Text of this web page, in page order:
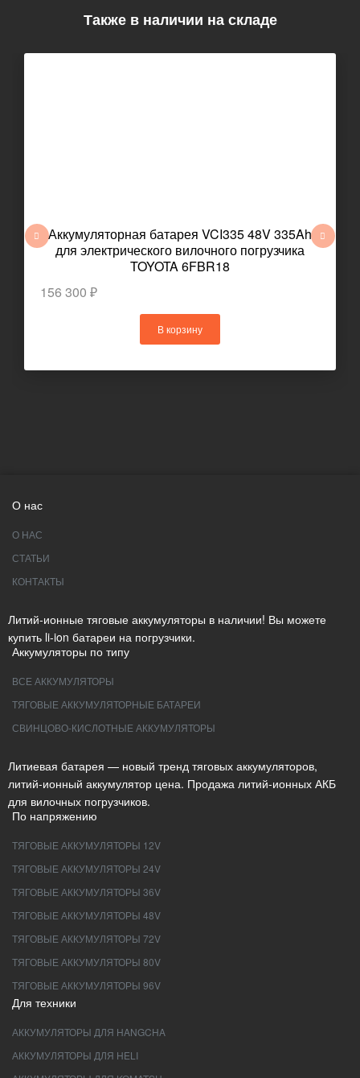
Также в наличии на складе
Аккумуляторная батарея VCI335 48V 335Ah
для электрического вилочного погрузчика
TOYOTA 6FBR18
156 300 ₽
В корзину
О нас
О НАС
СТАТЬИ
КОНТАКТЫ
Литий-ионные тяговые аккумуляторы в наличии! Вы можете
купить li-ion батареи на погрузчики.
Аккумуляторы по типу
ВСЕ АККУМУЛЯТОРЫ
ТЯГОВЫЕ АККУМУЛЯТОРНЫЕ БАТАРЕИ
СВИНЦОВО-КИСЛОТНЫЕ АККУМУЛЯТОРЫ
Литиевая батарея — новый тренд тяговых аккумуляторов,
литий-ионный аккумулятор цена. Продажа литий-ионных АКБ
для вилочных погрузчиков.
По напряжению
ТЯГОВЫЕ АККУМУЛЯТОРЫ 12V
ТЯГОВЫЕ АККУМУЛЯТОРЫ 24V
ТЯГОВЫЕ АККУМУЛЯТОРЫ 36V
ТЯГОВЫЕ АККУМУЛЯТОРЫ 48V
ТЯГОВЫЕ АККУМУЛЯТОРЫ 72V
ТЯГОВЫЕ АККУМУЛЯТОРЫ 80V
ТЯГОВЫЕ АККУМУЛЯТОРЫ 96V
Для техники
АККУМУЛЯТОРЫ ДЛЯ HANGCHA
АККУМУЛЯТОРЫ ДЛЯ HELI